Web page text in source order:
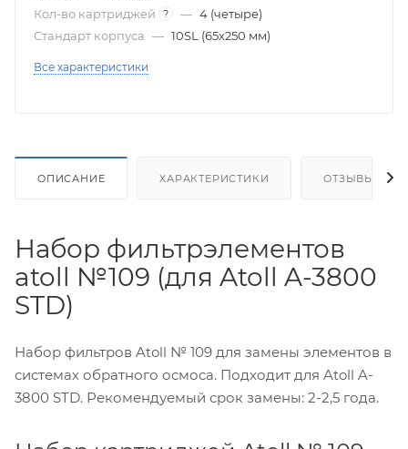
Кол-во картриджей
? — 4 (четыре)
Стандарт корпуса — 10SL (65х250 мм)
Все характеристики
ОПИСАНИЕ ХАРАКТЕРИСТИКИ ОТЗЫВЫ
Набор фильтрэлементов
atoll №109 (для Atoll A-3800
STD)
Набор фильтров Atoll № 109 для замены элементов в
системах обратного осмоса. Подходит для Atoll A-
3800 STD. Рекомендуемый срок замены: 2-2,5 года.